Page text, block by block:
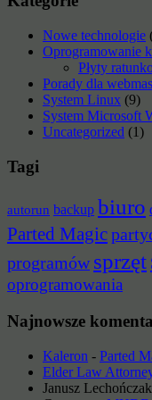
Nowe technologie
Oprogramowanie
Płyty
Porady dla
System Linux (9)
System Microsoft
Uncategorized (1)
Tagi
autorun backup biuro
Parted Magic
programów sprzęt
oprogramowania
Najnowsze
Kaleron - Parted
Elder Law
Janusz Lechończak